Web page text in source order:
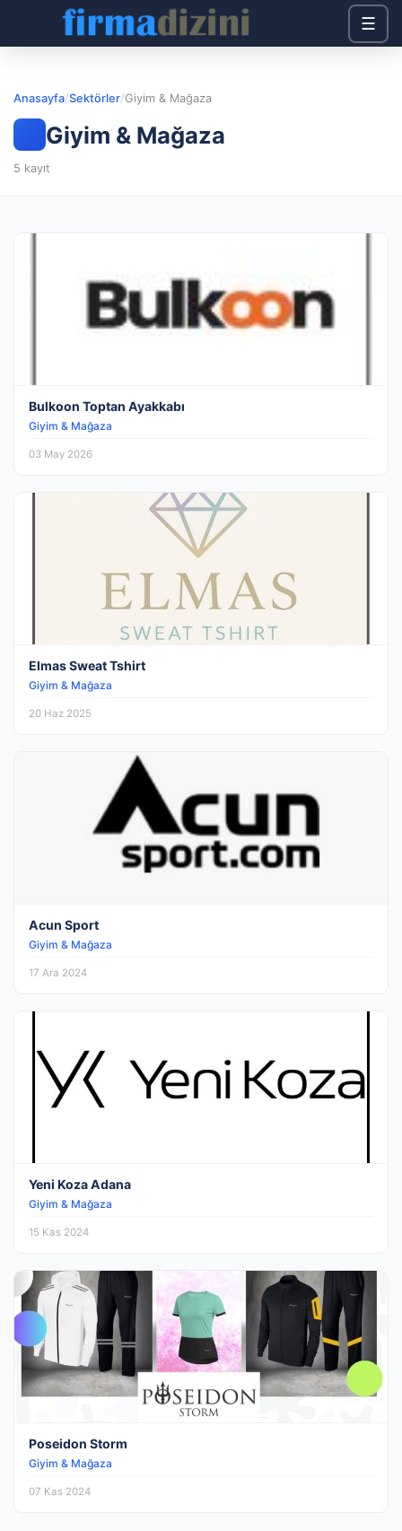
☰
Anasayfa/Sektörler/Giyim & Mağaza
Giyim & Mağaza
5 kayıt
Bulkoon Toptan Ayakkabı
Giyim & Mağaza
03 May 2026
Elmas Sweat Tshirt
Giyim & Mağaza
20 Haz 2025
Acun Sport
Giyim & Mağaza
17 Ara 2024
Yeni Koza Adana
Giyim & Mağaza
15 Kas 2024
Poseidon Storm
Giyim & Mağaza
07 Kas 2024